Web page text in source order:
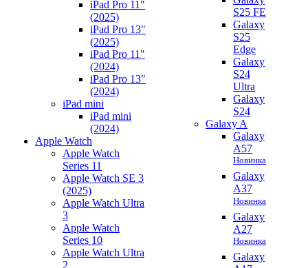
iPad Pro 11"
(2025)
iPad Pro 13"
(2025)
iPad Pro 11"
(2024)
iPad Pro 13"
(2024)
iPad mini
iPad mini
(2024)
Apple Watch
Apple Watch
Series 11
Apple Watch SE 3
(2025)
Apple Watch Ultra
3
Apple Watch
Series 10
Apple Watch Ultra
2
S25 FE
Galaxy
S25
Edge
Galaxy
S24
Ultra
Galaxy
S24
Galaxy A
Galaxy
A57
Новинка
Galaxy
A37
Новинка
Galaxy
A27
Новинка
Galaxy